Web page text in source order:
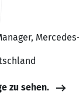
zu sehen.